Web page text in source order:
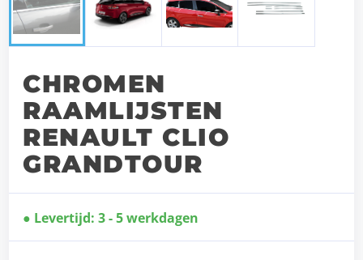
CHROMEN
RAAMLIJSTEN
RENAULT CLIO
GRANDTOUR
Levertijd: 3 - 5 werkdagen